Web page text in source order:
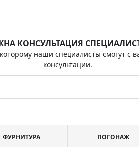
КОНСУЛЬТАЦИЯ
наши специалисты смогут с
консультации.
ФУРНИТУРА ПОГОНАЖ